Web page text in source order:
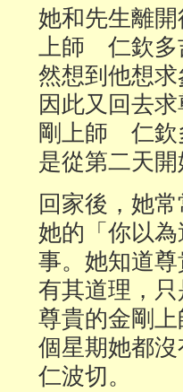
她和先生離
上師 仁欽多
然想到他想
因此又回去
剛上師 仁欽
是從第二天
回家後，她
她的「你以
事。她知道
有其道理，
尊貴的金剛
個星期她都
仁波切。